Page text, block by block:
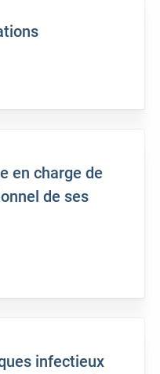
en charge de
de ses
infectieux